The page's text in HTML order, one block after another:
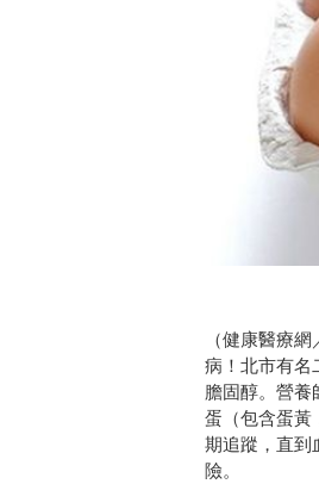
（健康醫療
病！北市有名
膽固醇。營養
蛋（包含蛋黃
期追蹤，直到
險。